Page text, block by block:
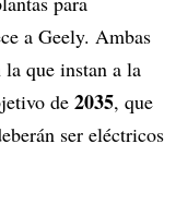
a Geely. Ambas
la que instan a la
de 2035, que
ser eléctricos